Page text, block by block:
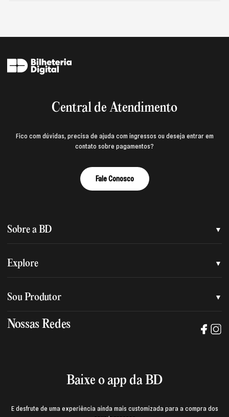
Central de Atendimento
Fico com dúvidas, precisa de ajuda com ingressos ou deseja entrar em
contato sobre pagamentos?
Fale Conosco
Sobre a BD
Quem somos
Política de privacidade
Explore
Assessoria de imprensa
Trabalhe na BD
Sou Produtor
Manual de mídia e da marca BD
Nossas Redes
Baixe o app da BD
E desfrute de uma experiência ainda mais customizada para a compra dos